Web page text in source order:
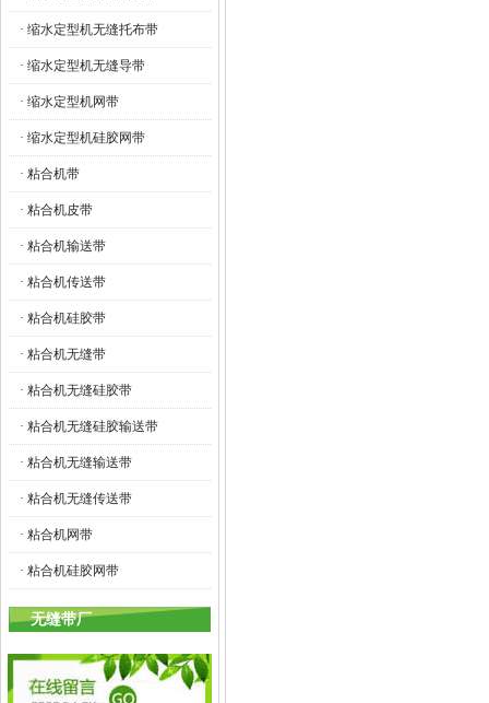
· 缩水定型机无缝托布带
· 缩水定型机无缝导带
· 缩水定型机网带
· 缩水定型机硅胶网带
· 粘合机带
· 粘合机皮带
· 粘合机输送带
· 粘合机传送带
· 粘合机硅胶带
· 粘合机无缝带
· 粘合机无缝硅胶带
· 粘合机无缝硅胶输送带
· 粘合机无缝输送带
· 粘合机无缝传送带
· 粘合机网带
· 粘合机硅胶网带
无缝带厂